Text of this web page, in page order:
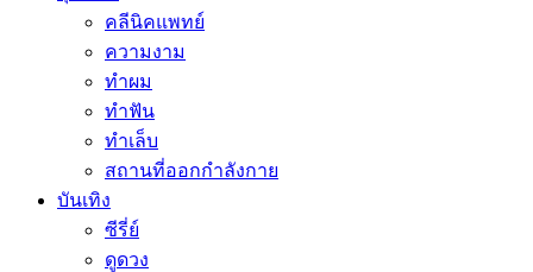
คลีนิคแพทย์
ความงาม
ทำผม
ทำฟัน
ทำเล็บ
สถานที่ออกกำลังกาย
บันเทิง
ซีรี่ย์
ดูดวง